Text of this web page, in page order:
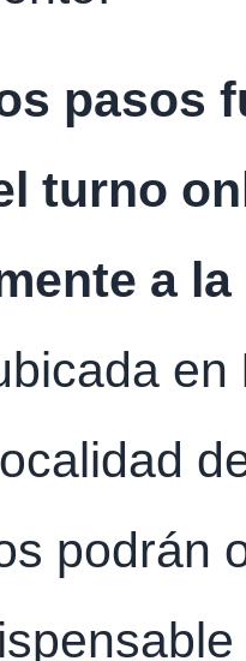
pasos
turno
a
en
podrán